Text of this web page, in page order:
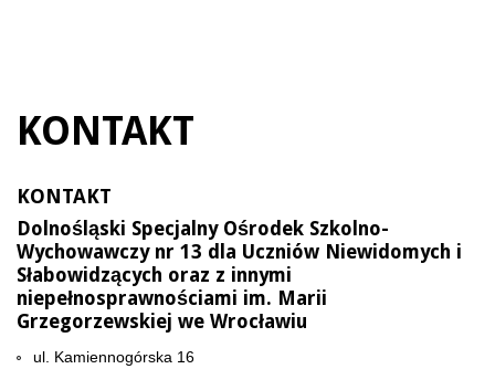
KONTAKT
KONTAKT
Dolnośląski Specjalny Ośrodek Szkolno-
Wychowawczy nr 13 dla Uczniów Niewidomych i
Słabowidzących oraz z innymi
niepełnosprawnościami im. Marii
Grzegorzewskiej we Wrocławiu
ul. Kamiennogórska 16